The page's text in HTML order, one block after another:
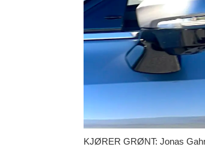
KJØRER GRØNT: Jonas